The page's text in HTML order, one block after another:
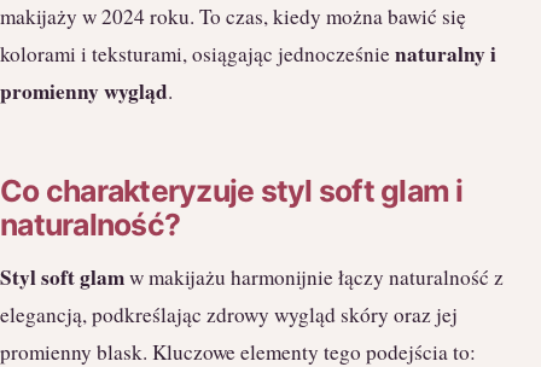
makijaży w 2024 roku. To czas, kiedy można bawić się
kolorami i teksturami, osiągając jednocześnienaturalny i
promienny wygląd.
Co charakteryzuje styl soft glam i
naturalność?
Styl soft glamw makijażu harmonijnie łączy naturalność z
elegancją, podkreślając zdrowy wygląd skóry oraz jej
promienny blask. Kluczowe elementy tego podejścia to: